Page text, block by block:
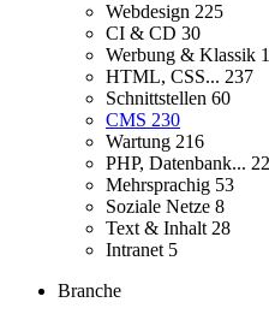
Webdesign 225
CI & CD 30
Werbung & Klassik
HTML, CSS... 237
Schnittstellen 60
CMS 230
Wartung 216
PHP, Datenbank...
Mehrsprachig 53
Soziale Netze 8
Text & Inhalt 28
Intranet 5
Branche